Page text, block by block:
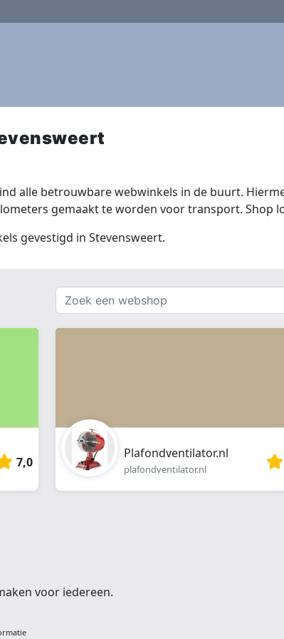
alle betrouwbare webwinkels in de buurt.
gemaakt te worden voor transport. Shop
gevestigd in Stevensweert.
Zoek
een
webshop
7,0
Plafondventilator.nl
plafondventilator.nl
voor iedereen.